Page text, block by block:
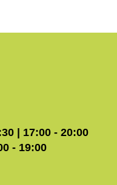
| 17:00 - 20:00
- 19:00